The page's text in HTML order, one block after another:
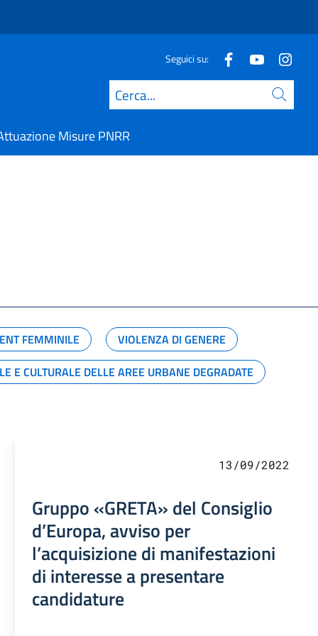
Seguici su:
Cerca
Misure PNRR
FEMMINILE
VIOLENZA DI GENERE
E CULTURALE DELLE AREE URBANE DEGRADATE
13/09/2022
Gruppo «GRETA» del Consiglio
d’Europa, avviso per
l’acquisizione di manifestazioni
di interesse a presentare
candidature